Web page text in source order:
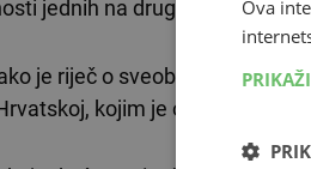
jednih na druge itekako
je riječ o sveobuhvatnom
kojim je olakšano
Ova